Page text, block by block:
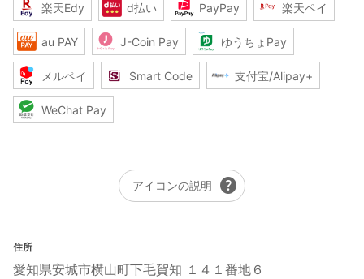
楽天Edy d払い PayPay 楽天ペイ
au PAY J-Coin Pay ゆうちょPay
メルペイ Smart Code 支付宝/Alipay+
WeChat Pay
アイコンの説明 help
住所
愛知県安城市横山町下毛賀知 １４１番地６